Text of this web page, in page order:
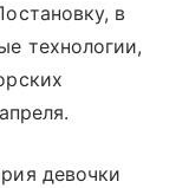
в
технологии,
девочки